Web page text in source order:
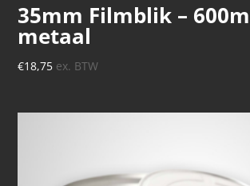
35mm Filmblik –
metaal
€18,75 ex. BTW